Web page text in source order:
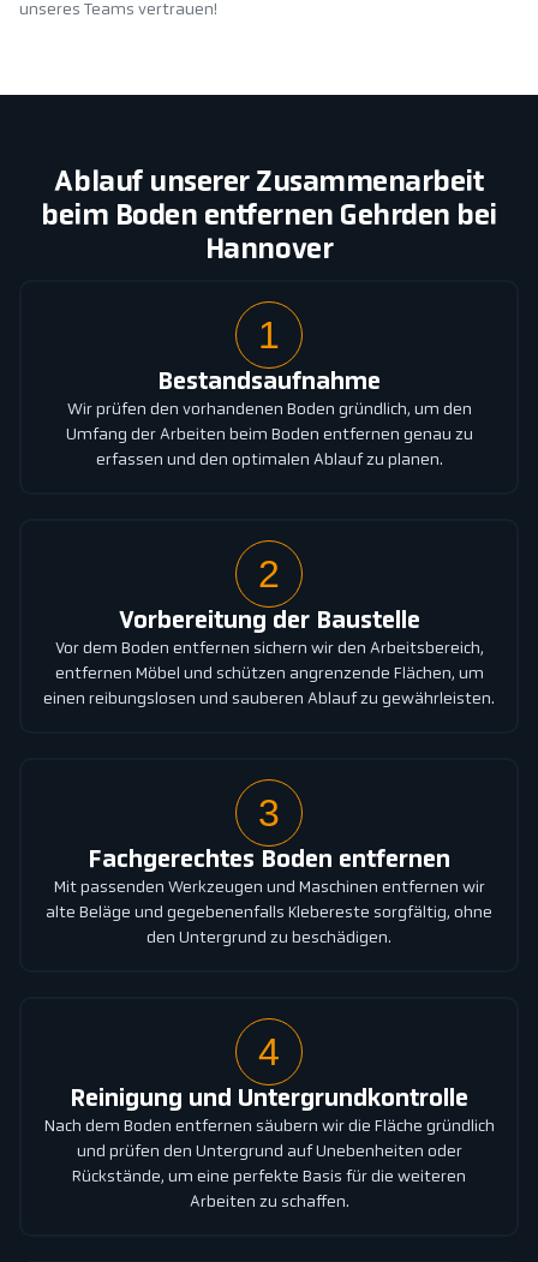
unseres Teams vertrauen!
Ablauf unserer Zusammenarbeit
beim Boden entfernen Gehrden bei
Hannover
1
Bestandsaufnahme
Wir prüfen den vorhandenen Boden gründlich, um den
Umfang der Arbeiten beim Boden entfernen genau zu
erfassen und den optimalen Ablauf zu planen.
2
Vorbereitung der Baustelle
Vor dem Boden entfernen sichern wir den Arbeitsbereich,
entfernen Möbel und schützen angrenzende Flächen, um
einen reibungslosen und sauberen Ablauf zu gewährleisten.
3
Fachgerechtes Boden entfernen
Mit passenden Werkzeugen und Maschinen entfernen wir
alte Beläge und gegebenenfalls Klebereste sorgfältig, ohne
den Untergrund zu beschädigen.
4
Reinigung und Untergrundkontrolle
Nach dem Boden entfernen säubern wir die Fläche gründlich
und prüfen den Untergrund auf Unebenheiten oder
Rückstände, um eine perfekte Basis für die weiteren
Arbeiten zu schaffen.